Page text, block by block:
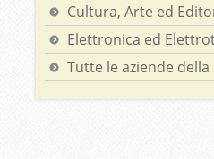
Cultura, Arte ed
Elettronica ed
Tutte le aziende